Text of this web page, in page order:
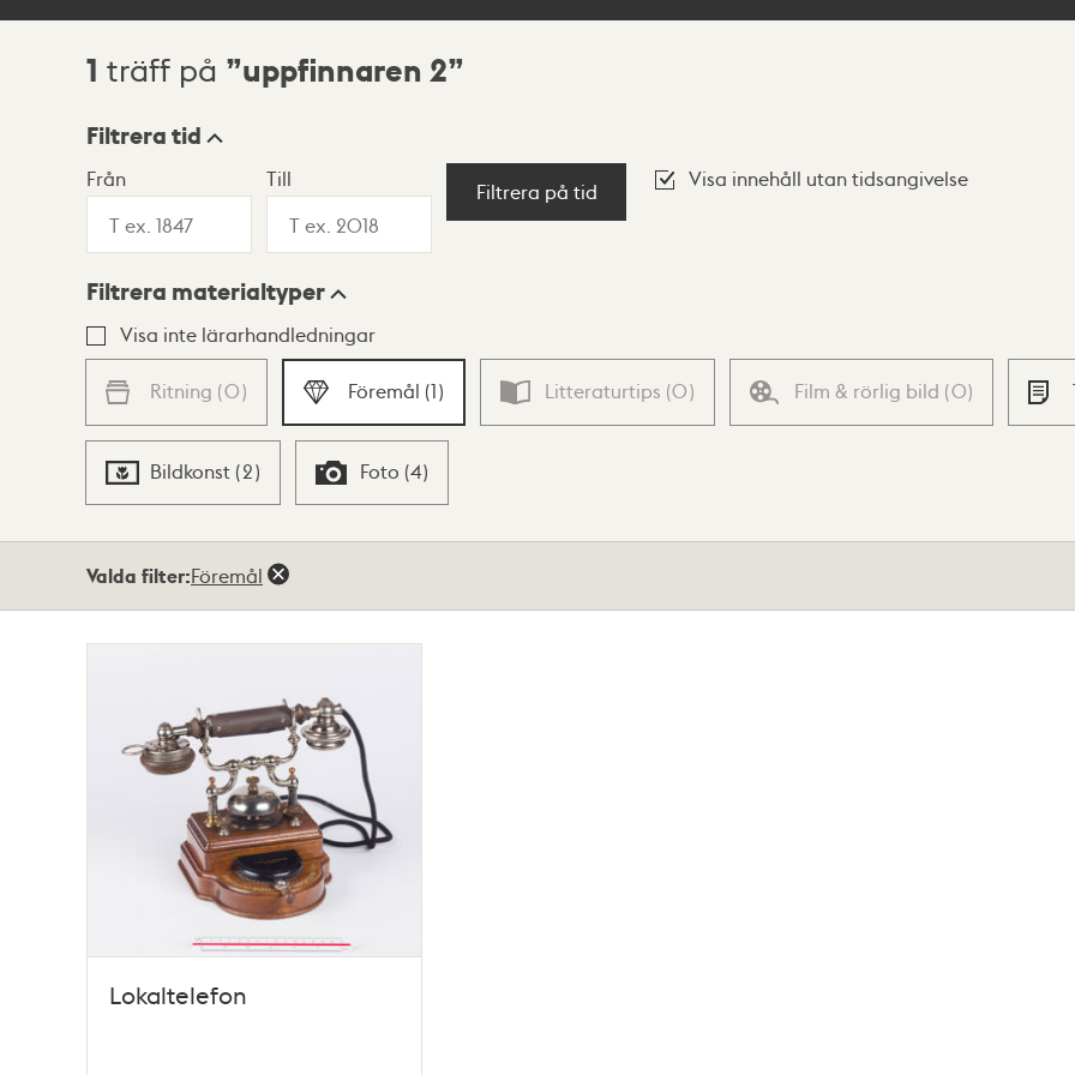
Sökresultat
1 träff på uppfinnaren 2
Visningsläge
Lista Karta
Filtrera tid
Från Till
Filtrera på tid
Visa innehåll utan tidsangivelse
Filtrera materialtyper
Visa inte lärarhandledningar
Ritning (0) Föremål (1) Litteraturtips (0) Film & rörlig bild (0)
Bildkonst (2) Foto (4)
Valda filter:Föremål
Lokaltelefon